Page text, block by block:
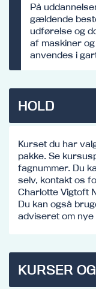
På
gældende
udførelse og
af maskiner
anvendes i
HOLD
Kurset du har
pakke. Se
fagnummer. Du
selv, kontakt os
Charlotte Vigtoft
Du kan også
adviseret om nye
KURSER